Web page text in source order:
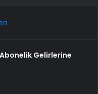
Abonelik Gelirlerine